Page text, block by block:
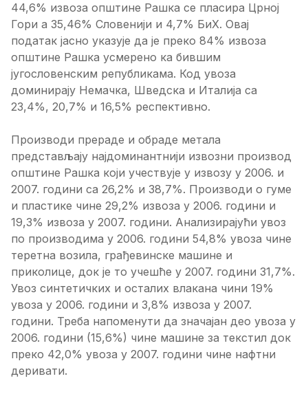
44,6% извоза општине Рашка се пласира Црној
Гори а 35,46% Словенији и 4,7% БиХ. Овај
податак јасно указује да је преко 84% извоза
општине Рашка усмерено ка бившим
југословенским републикама. Код увоза
доминирају Немачка, Шведска и Италија са
23,4%, 20,7% и 16,5% респективно.
Производи прераде и обраде метала
представљају најдоминантнији извозни производ
општине Рашка који учествује у извозу у 2006. и
2007. години са 26,2% и 38,7%. Производи о гуме
и пластике чине 29,2% извоза у 2006. години и
19,3% извоза у 2007. години. Анализирајући увоз
по производима у 2006. години 54,8% увоза чине
теретна возила, грађевинске машине и
приколице, док је то учешће у 2007. години 31,7%.
Увоз синтетичких и осталих влакана чини 19%
увоза у 2006. години и 3,8% извоза у 2007.
години. Треба напоменути да значајан део увоза у
2006. години (15,6%) чине машине за текстил док
преко 42,0% увоза у 2007. години чине нафтни
деривати.